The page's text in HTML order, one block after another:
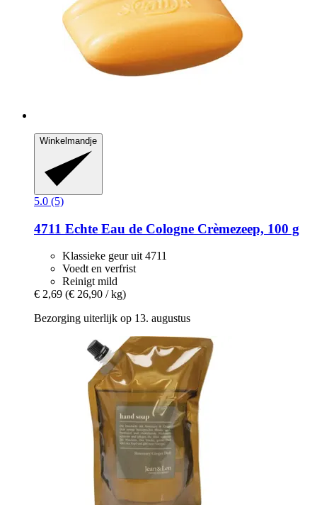
Winkelmandje
5.0 (5)
4711 Echte Eau de Cologne Crèmezeep, 100 g
Klassieke geur uit 4711
Voedt en verfrist
Reinigt mild
€ 2,69 (€ 26,90 / kg)
Bezorging uiterlijk op 13. augustus